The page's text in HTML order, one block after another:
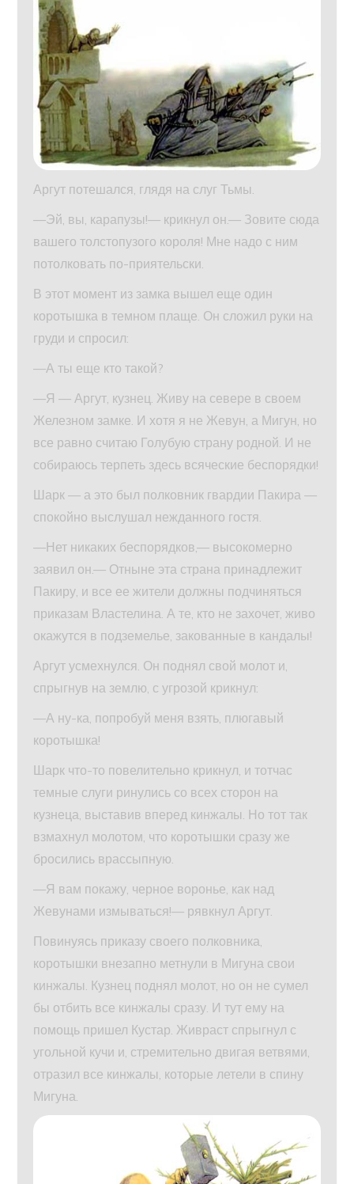
Аргут потешался, глядя на слуг Тьмы.
—Эй, вы, карапузы!— крикнул он.— Зовите сюда
вашего толстопузого короля! Мне надо с ним
потолковать по-приятельски.
В этот момент из замка вышел еще один
коротышка в темном плаще. Он сложил руки на
груди и спросил:
—А ты еще кто такой?
—Я — Аргут, кузнец. Живу на севере в своем
Железном замке. И хотя я не Жевун, а Мигун, но
все равно считаю Голубую страну родной. И не
собираюсь терпеть здесь всяческие беспорядки!
Шарк — а это был полковник гвардии Пакира —
спокойно выслушал нежданного гостя.
—Нет никаких беспорядков,— высокомерно
заявил он.— Отныне эта страна принадлежит
Пакиру, и все ее жители должны подчиняться
приказам Властелина. А те, кто не захочет, живо
окажутся в подземелье, закованные в кандалы!
Аргут усмехнулся. Он поднял свой молот и,
спрыгнув на землю, с угрозой крикнул:
—А ну-ка, попробуй меня взять, плюгавый
коротышка!
Шарк что-то повелительно крикнул, и тотчас
темные слуги ринулись со всех сторон на
кузнеца, выставив вперед кинжалы. Но тот так
взмахнул молотом, что коротышки сразу же
бросились врассыпную.
—Я вам покажу, черное воронье, как над
Жевунами измываться!— рявкнул Аргут.
Повинуясь приказу своего полковника,
коротышки внезапно метнули в Мигуна свои
кинжалы. Кузнец поднял молот, но он не сумел
бы отбить все кинжалы сразу. И тут ему на
помощь пришел Кустар. Живраст спрыгнул с
угольной кучи и, стремительно двигая ветвями,
отразил все кинжалы, которые летели в спину
Мигуна.